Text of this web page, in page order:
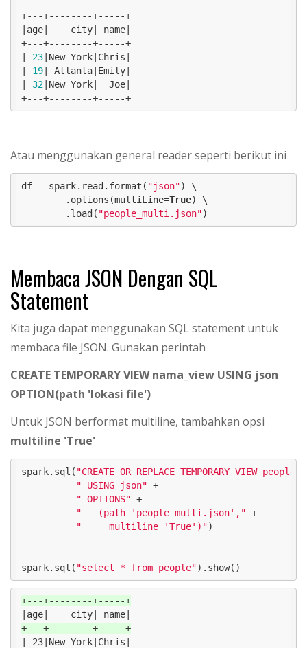
+---+--------+-----+
|age|    city| name|
+---+--------+-----+
23 |New York|Chris|
19 | Atlanta|Emily|
32 |New York|  Joe|
Atau menggunakan general reader seperti berikut ini
df = spark.read.format( "json") \
        .options(multiLine=
True) \
        .load(
"people_multi.json"
Membaca JSON Dengan SQL
Statement
Kita juga dapat menggunakan SQL statement untuk
membaca file JSON. Gunakan perintah
CREATE TEMPORARY VIEW nama_view USING json
OPTION(path 'lokasi file')
Untuk JSON berformat multiline, tambahkan opsi
multiline 'True'
spark.sql( "CREATE OR REPLACE TEMPORARY VIEW people"
" USING json" +
" OPTIONS" +
"   (path 'people_multi.json'," +
"     multiline 'True')")
spark.sql( "select * from people").show()
+---+--------+-----+
+---+--------+-----+
| 23|New York|Chris|